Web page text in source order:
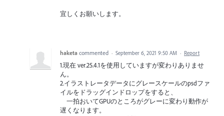
宜しくお願いします。
haketa commented · September 6, 2021 9:50 AM · Report
1.現在 ver.25.4.1を使用していますが変わりありませ
ん。
2.イラストレータデータにグレースケールのpsdファ
イルをドラッグインドロップをすると、
一拍おいてGPUのところがグレーに変わり動作が
遅くなります。